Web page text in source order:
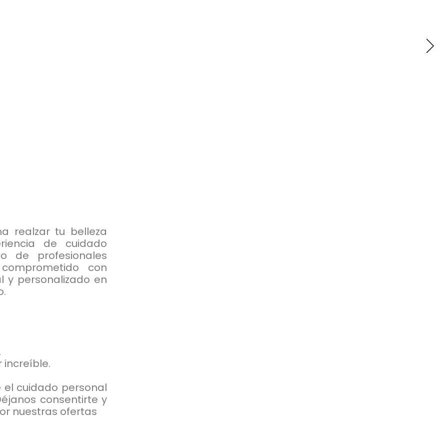
realzar tu belleza
de cuidado
de profesionales
con
y personalizado en
increíble.
el cuidado personal
consentirte y
nuestras ofertas